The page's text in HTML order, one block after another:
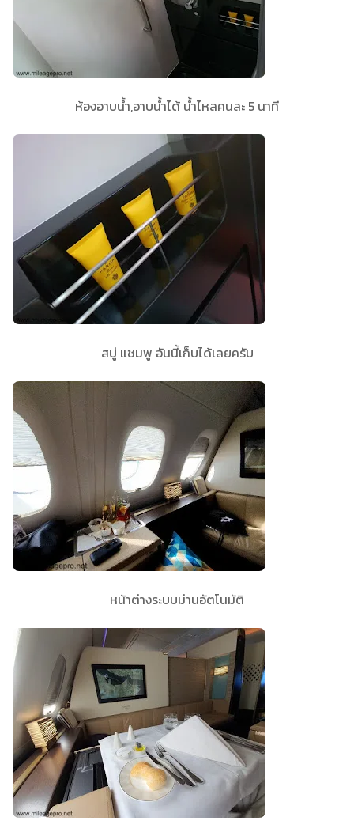
ห้องอาบน้ำ,อาบน้ำได้ น้ำไหลคนละ 5 นาที
สบู่ แชมพู อันนี้เก็บได้เลยครับ
หน้าต่างระบบม่านอัตโนมัติ